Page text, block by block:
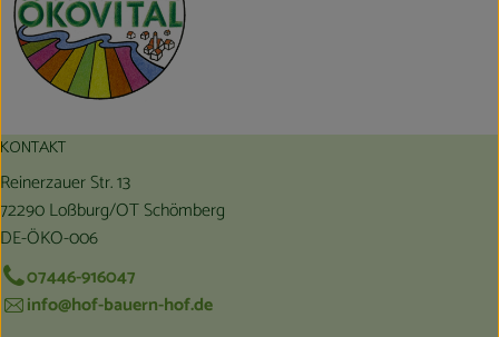
KONTAKT
Reinerzauer Str. 13
72290 Loßburg/OT Schömberg
DE-ÖKO-006
07446-916047
info@hof-bauern-hof.de